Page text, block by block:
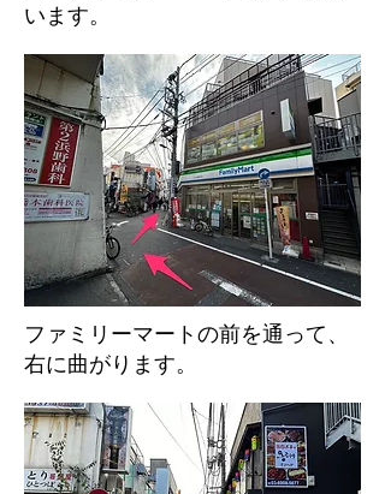
います。
​ファミリーマートの前を通って、
右に曲がります。